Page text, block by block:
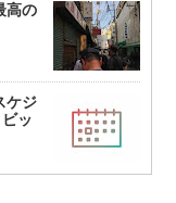
高の
ケジ
ッ